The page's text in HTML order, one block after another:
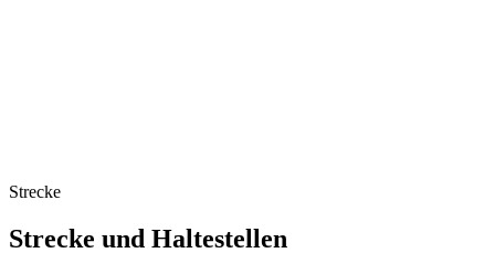
Strecke
Strecke und Haltestellen